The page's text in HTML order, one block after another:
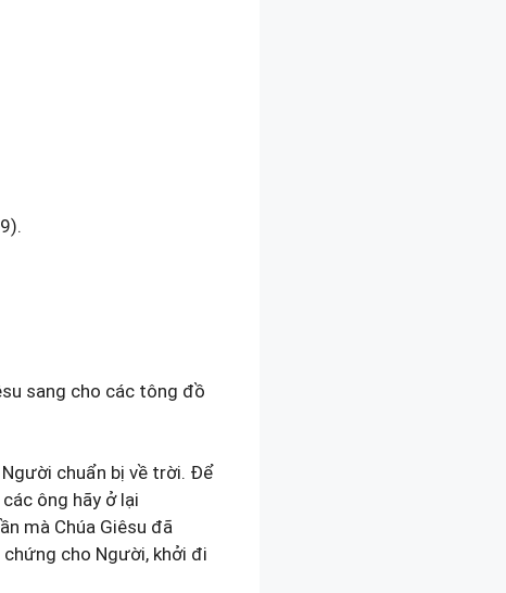
đệ,
sang cho các tông đồ
Người chuẩn bị về trời. Để
ông hãy ở lại
mà Chúa Giêsu đã
cho Người, khởi đi